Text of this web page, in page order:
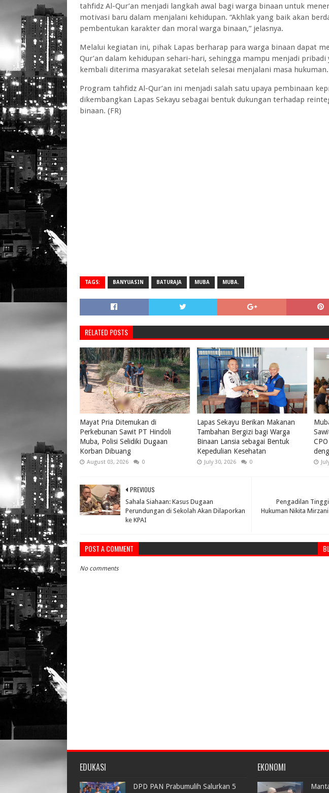
tahfidz Al-Qur’an menjadi langkah awal bagi warga binaan untuk
motivasi baru dalam menjalani kehidupan. “Akhlak yang baik akan
pembentukan karakter dan moral warga binaan,” jelasnya.
Melalui kegiatan ini, pihak Lapas berharap para warga binaan dapat
Qur’an dalam kehidupan sehari-hari, sehingga mampu menjadi pribadi
kembali diterima masyarakat setelah selesai menjalani masa hukuman.
Program tahfidz Al-Qur’an ini menjadi salah satu upaya pembinaan
dikembangkan Lapas Sekayu sebagai bentuk dukungan terhadap
binaan. (FR)
TAGS: BANYUASIN BATURAJA MUBA MUBA.
RELATED POSTS
Mayat Pria Ditemukan di
Perkebunan Sawit PT Hindoli
Muba, Polisi Selidiki Dugaan
Korban Dibuang
August 03, 2026 0
Lapas Sekayu Berikan Makanan
Tambahan Bergizi bagi Warga
Binaan Lansia sebagai Bentuk
Kepedulian Kesehatan
July 30, 2026 0
Pengadilan
Hukuman Nikita
PREVIOUS
Sahala Siahaan: Kasus Dugaan
Perundungan di Sekolah Akan Dilaporkan
ke KPAI
POST A COMMENT
No comments
EDUKASI
DPD PAN Prabumulih Salurkan 5
EKONOMI